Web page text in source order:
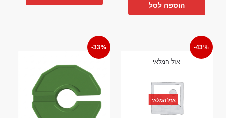
הוספה לסל
-43%
אזל המלאי
אזל המלאי
-33%